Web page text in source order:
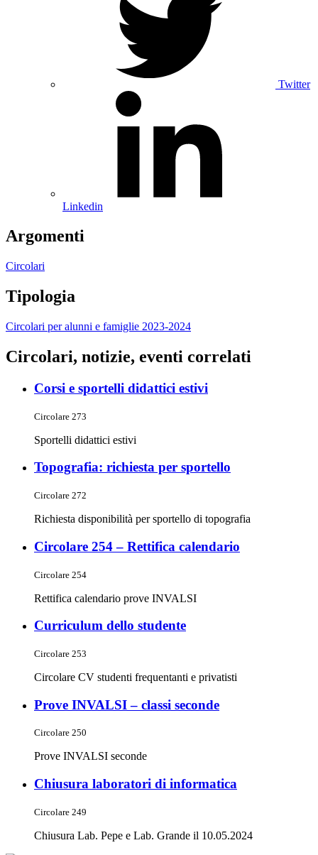
Twitter
Linkedin
Argomenti
Circolari
Tipologia
Circolari per alunni e famiglie 2023-2024
Circolari, notizie, eventi correlati
Corsi e sportelli didattici estivi
Circolare 273
Sportelli didattici estivi
Topografia: richiesta per sportello
Circolare 272
Richiesta disponibilità per sportello di topografia
Circolare 254 – Rettifica calendario
Circolare 254
Rettifica calendario prove INVALSI
Curriculum dello studente
Circolare 253
Circolare CV studenti frequentanti e privatisti
Prove INVALSI – classi seconde
Circolare 250
Prove INVALSI seconde
Chiusura laboratori di informatica
Circolare 249
Chiusura Lab. Pepe e Lab. Grande il 10.05.2024